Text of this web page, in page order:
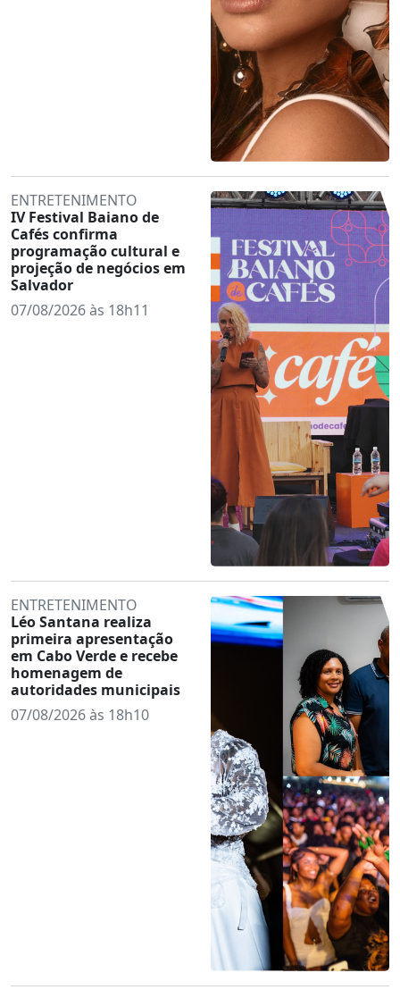
ENTRETENIMENTO
IV Festival Baiano de
Cafés confirma
programação cultural e
projeção de negócios em
Salvador
07/08/2026 às 18h11
ENTRETENIMENTO
Léo Santana realiza
primeira apresentação
em Cabo Verde e recebe
homenagem de
autoridades municipais
07/08/2026 às 18h10